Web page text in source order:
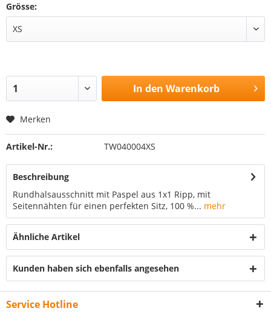
Grösse:
In den Warenkorb
Merken
Artikel-Nr.: TW040004XS
Beschreibung
Rundhalsausschnitt mit Paspel aus 1x1 Ripp, mit
Seitennähten für einen perfekten Sitz, 100 %... mehr
Ähnliche Artikel
Kunden haben sich ebenfalls angesehen
Service Hotline